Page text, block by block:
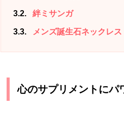
3.2 絆ミサンガ
3.3 メンズ誕生石ネックレス
心のサプリメントにパ